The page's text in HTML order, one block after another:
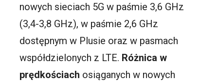
nowych sieciach 5G w paśmie 3,6 GHz
(3,4-3,8 GHz), w paśmie 2,6 GHz
dostępnym w Plusie oraz w pasmach
współdzielonych z LTE. Różnica w
prędkościach osiąganych w nowych